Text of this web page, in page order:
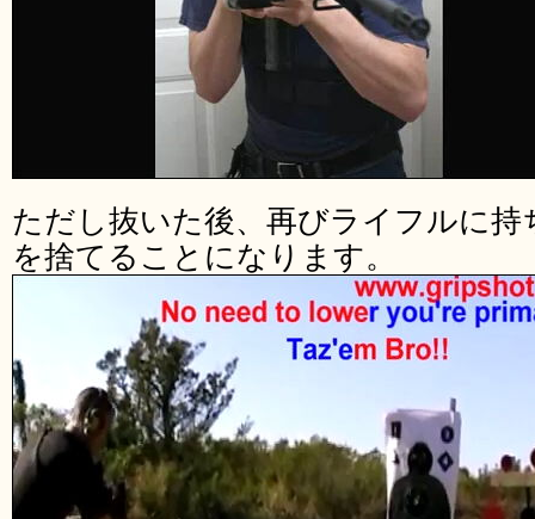
ただし抜いた後、再びライフルに
を捨てることになります。